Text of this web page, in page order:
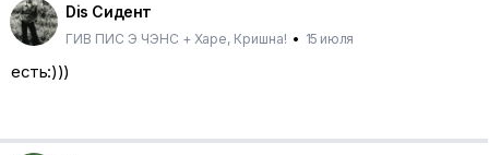
Dis Сидент
ГИВ ПИС Э ЧЭНС + Харе, Кришна! • 15 июля
есть:)))